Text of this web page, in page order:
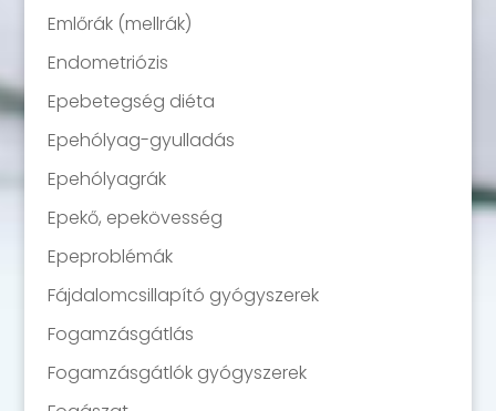
Emlőrák (mellrák)
Endometriózis
Epebetegség diéta
Epehólyag-gyulladás
Epehólyagrák
Epekő, epekövesség
Epeproblémák
Fájdalomcsillapító gyógyszerek
Fogamzásgátlás
Fogamzásgátlók gyógyszerek